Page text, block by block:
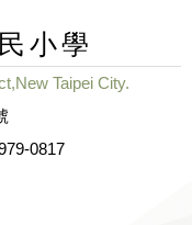
小學
Taipei City.
0817